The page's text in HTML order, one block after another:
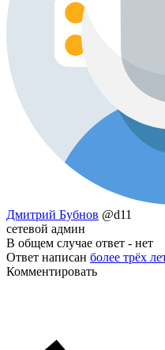
Дмитрий Бубнов @d11
сетевой админ
В общем случае ответ - нет
Ответ написан более трёх
Комментировать